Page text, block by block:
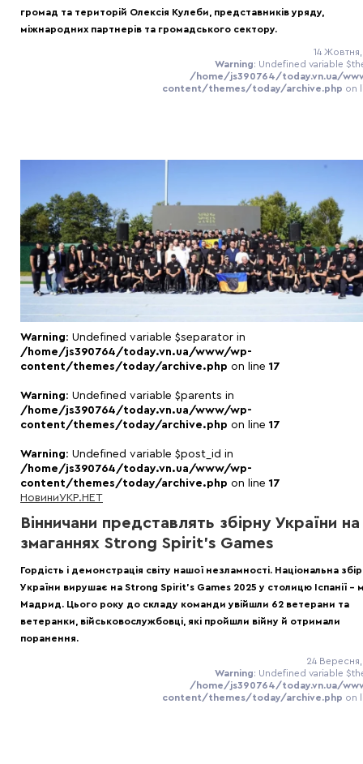
громад та територій Олексія Кулеби, представників уряду,
міжнародних партнерів та громадського сектору.
14
Warning: Undefined variable
/home/js390764/today.vn.ua/
content/themes/today/archive.php on
Warning: Undefined variable $separator in
/home/js390764/today.vn.ua/www/wp-
content/themes/today/archive.php on line 17
Warning: Undefined variable $parents in
/home/js390764/today.vn.ua/www/wp-
content/themes/today/archive.php on line 17
Warning: Undefined variable $post_id in
/home/js390764/today.vn.ua/www/wp-
content/themes/today/archive.php on line 17
НовиниУКР.НЕТ
Вінничани представлять збірну України на
змаганнях Strong Spirit’s Games
Гордість і демонстрація світу нашої незламності. Національна
України вирушає на Strong Spirit’s Games 2025 у столицю Іспанії –
Мадрид. Цього року до складу команди увійшли 62 ветерани та
ветеранки, військовослужбовці, які пройшли війну й отримали
поранення.
24
Warning: Undefined variable
/home/js390764/today.vn.ua/
content/themes/today/archive.php on